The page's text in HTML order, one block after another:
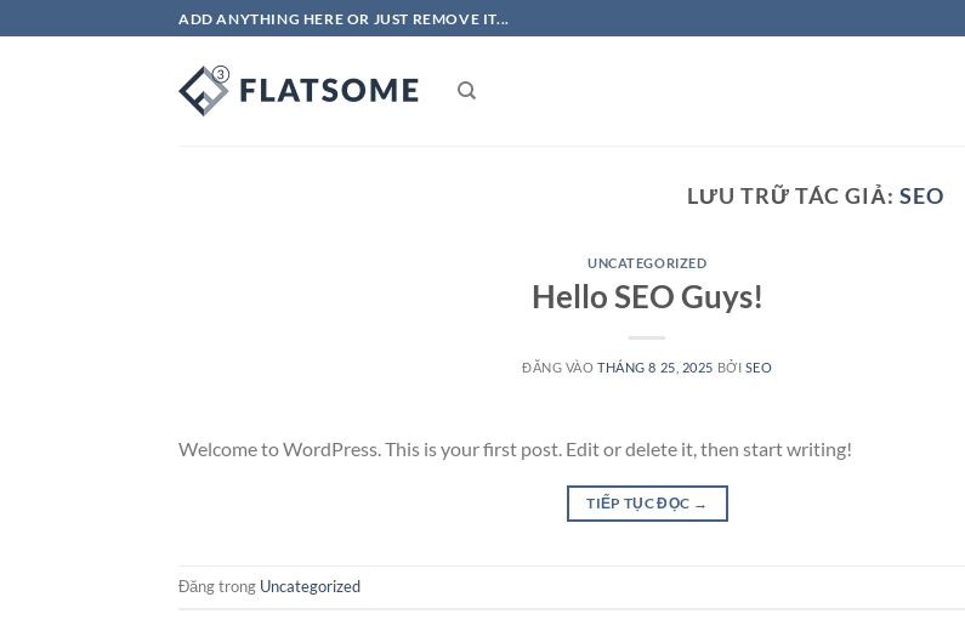
ADD ANYTHING HERE OR JUST REMOVE IT...
LƯU TRỮ TÁC GIẢ: SEO
UNCATEGORIZED
Hello SEO Guys!
ĐĂNG VÀOTHÁNG 8 25, 2025 BỞI SEO
Welcome to WordPress. This is your first post. Edit or delete it, then start writing!
TIẾP TỤC ĐỌC →
Đăng trong Uncategorized